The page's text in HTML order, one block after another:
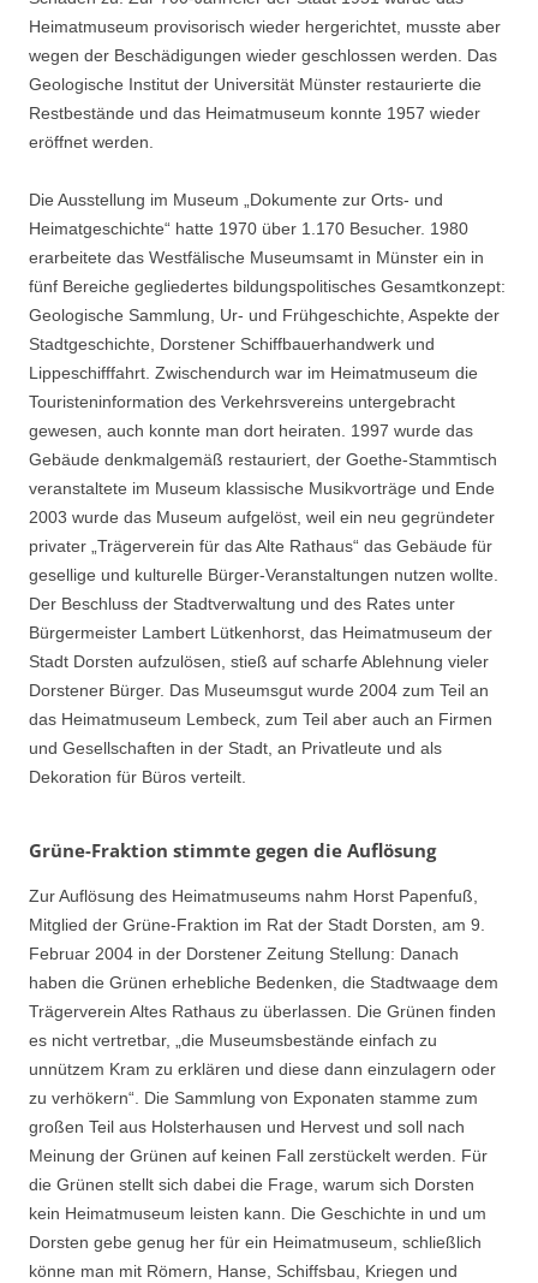
Heimatmuseum provisorisch wieder hergerichtet, musste aber
wegen der Beschädigungen wieder geschlossen werden. Das
Geologische Institut der Universität Münster restaurierte die
Restbestände und das Heimatmuseum konnte 1957 wieder
eröffnet werden.
Die Ausstellung im Museum „Dokumente zur Orts- und
Heimatgeschichte“ hatte 1970 über 1.170 Besucher. 1980
erarbeitete das Westfälische Museumsamt in Münster ein in
fünf Bereiche gegliedertes bildungspolitisches Gesamtkonzept:
Geologische Sammlung, Ur- und Frühgeschichte, Aspekte der
Stadtgeschichte, Dorstener Schiffbauerhandwerk und
Lippeschifffahrt. Zwischendurch war im Heimatmuseum die
Touristeninformation des Verkehrsvereins untergebracht
gewesen, auch konnte man dort heiraten. 1997 wurde das
Gebäude denkmalgemäß restauriert, der Goethe-Stammtisch
veranstaltete im Museum klassische Musikvorträge und Ende
2003 wurde das Museum aufgelöst, weil ein neu gegründeter
privater „Trägerverein für das Alte Rathaus“ das Gebäude für
gesellige und kulturelle Bürger-Veranstaltungen nutzen wollte.
Der Beschluss der Stadtverwaltung und des Rates unter
Bürgermeister Lambert Lütkenhorst, das Heimatmuseum der
Stadt Dorsten aufzulösen, stieß auf scharfe Ablehnung vieler
Dorstener Bürger. Das Museumsgut wurde 2004 zum Teil an
das Heimatmuseum Lembeck, zum Teil aber auch an Firmen
und Gesellschaften in der Stadt, an Privatleute und als
Dekoration für Büros verteilt.
Grüne-Fraktion stimmte gegen die Auflösung
Zur Auflösung des Heimatmuseums nahm Horst Papenfuß,
Mitglied der Grüne-Fraktion im Rat der Stadt Dorsten, am 9.
Februar 2004 in der Dorstener Zeitung Stellung: Danach
haben die Grünen erhebliche Bedenken, die Stadtwaage dem
Trägerverein Altes Rathaus zu überlassen. Die Grünen finden
es nicht vertretbar, „die Museumsbestände einfach zu
unnützem Kram zu erklären und diese dann einzulagern oder
zu verhökern“. Die Sammlung von Exponaten stamme zum
großen Teil aus Holsterhausen und Hervest und soll nach
Meinung der Grünen auf keinen Fall zerstückelt werden. Für
die Grünen stellt sich dabei die Frage, warum sich Dorsten
kein Heimatmuseum leisten kann. Die Geschichte in und um
Dorsten gebe genug her für ein Heimatmuseum, schließlich
könne man mit Römern, Hanse, Schiffsbau, Kriegen und